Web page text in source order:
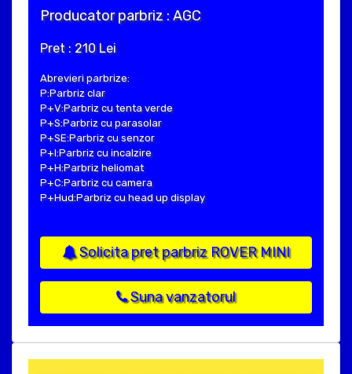
Producator parbriz : AGC
Pret : 210 Lei
Abrevieri parbrize:
P:Parbriz clar
P+V:Parbriz cu tenta verde
P+S:Parbriz cu parasolar
P+SE:Parbriz cu senzor
P+I:Parbriz cu incalzire
P+H:Parbriz heliomat
P+C:Parbriz cu camera
P+Hud:Parbriz cu head up display
Solicita pret parbriz ROVER MINI
Suna vanzatorul